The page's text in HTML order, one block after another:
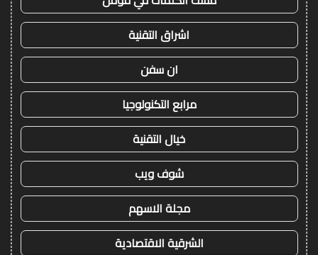
اشراق التقنية
ان سفن
مرابع التكنولوجيا
خيال التقنية
شوف ويب
مجلة الاسهم
الشرقية الاقتصادية